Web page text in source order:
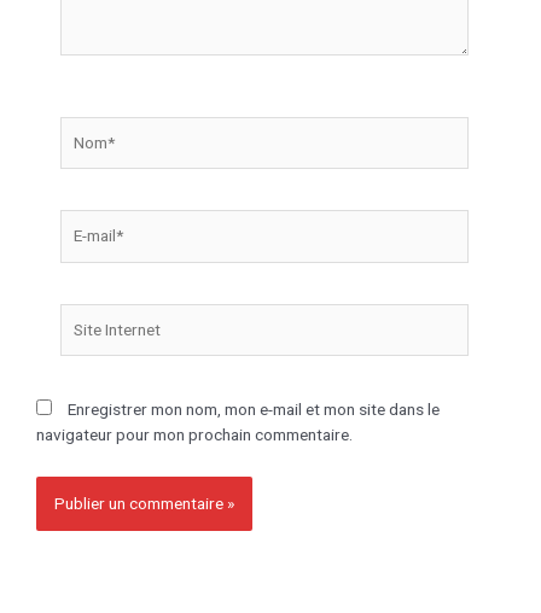
Enregistrer mon nom, mon e-mail et mon site dans le
navigateur pour mon prochain commentaire.